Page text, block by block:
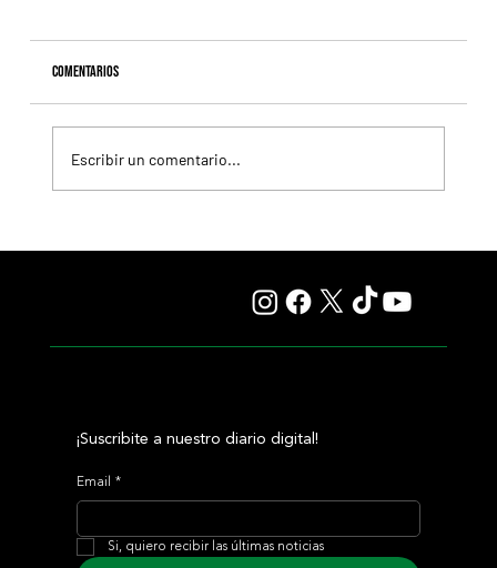
Comentarios
Escribir un comentario...
¡Suscribite a nuestro diario digital!
Email *
Si, quiero recibir las últimas noticias